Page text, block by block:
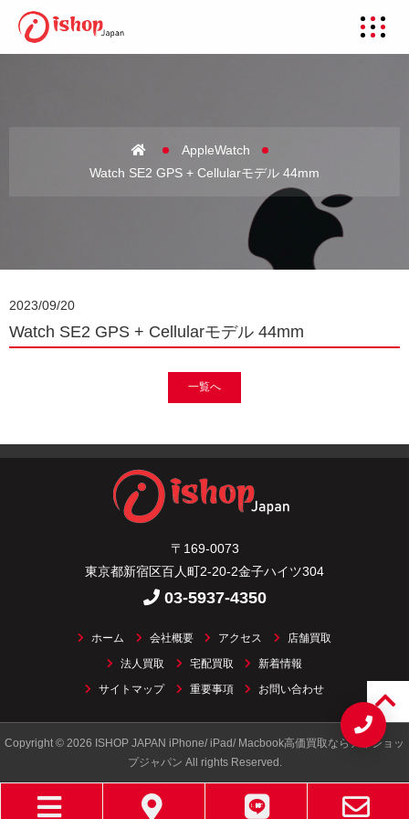
AppleWatch
Watch SE2 GPS + Cellularモデル 44mm
2023/09/20
Watch SE2 GPS + Cellularモデル 44mm
一覧へ
〒169-0073
東京都新宿区百人町2-20-2金子ハイツ304
03-5937-4350
ホーム 会社概要 アクセス 店舗買取
法人買取 宅配買取 新着情報
サイトマップ 重要事項 お問い合わせ
Copyright © 2026 ISHOP JAPAN iPhone/ iPad/ Macbook高価買取ならアイショッ
プジャパン All rights Reserved.